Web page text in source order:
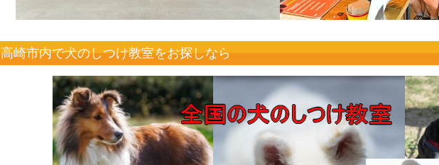
高崎市内で犬のしつけ教室をお探しなら